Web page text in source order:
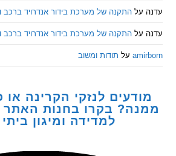
התקנה של מערכת בידור אנדרויד ברכב וכיבוי כל
התקנה של מערכת בידור אנדרויד ברכב וכיבוי כל
עלתודות ומשוב
לנזקי הקרינה או כבר
בקרו בחנות האתר
למדידה ומיגון ביתי ואישי